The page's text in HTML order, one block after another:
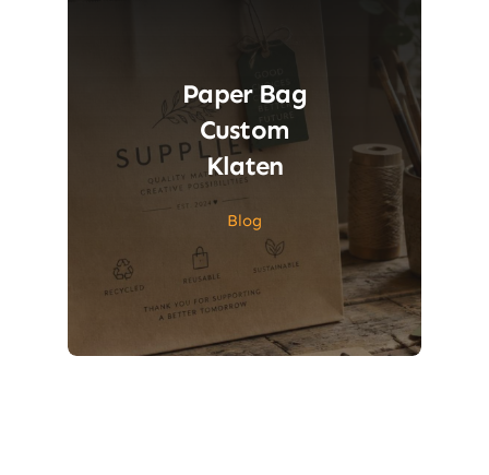
Paper Bag
Custom
Klaten
Blog